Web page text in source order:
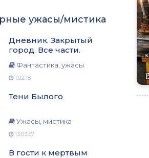
ужасы/мистика
Дневник. Закрытый
город. Все части.
Фантастика, ужасы
1:02:18
Тени Былого
Ужасы, мистика
13:03:57
В гости к мертвым